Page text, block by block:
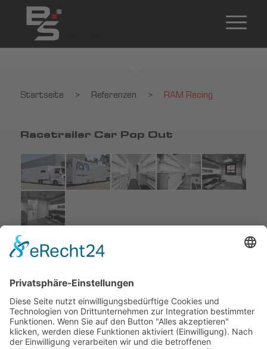
RAM Racing
Startseite > Referenzen > RAM Racing
Racetrailer Car Pop Out
Startseite > Referenzen
©BISCHOFF+SCHECK GmbH
IMPRESSUM
DATENSCHUTZ
INFORMATIONSPFLICHTEN
AGB